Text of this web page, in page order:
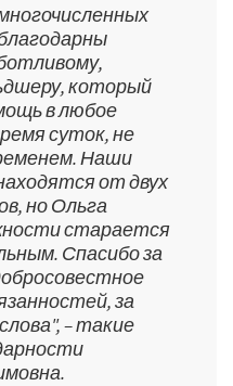
который
в любое
суток, не
Наши
от двух
но Ольга
старается
Спасибо за
за
– такие